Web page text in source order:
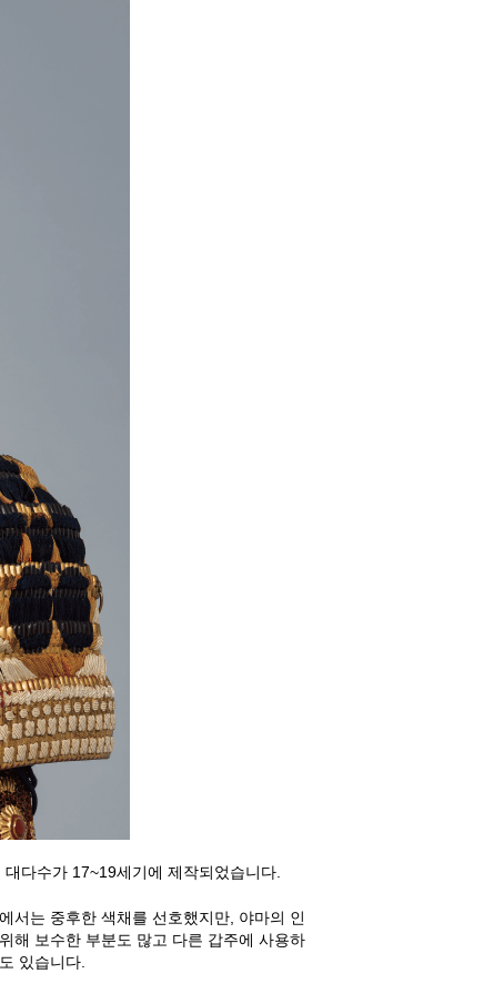
다수가 17~19세기에 제작되었습니다.
서는 중후한 색채를 선호했지만, 야마의 인
해 보수한 부분도 많고 다른 갑주에 사용하
있습니다.